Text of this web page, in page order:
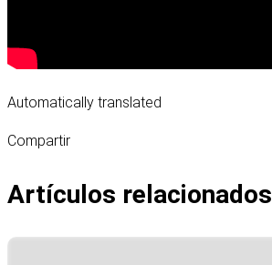
Automatically translated
Compartir
Artículos relacionados